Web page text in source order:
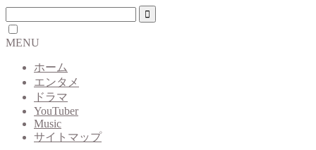
MENU
ホーム
エンタメ
ドラマ
YouTuber
Music
サイトマップ